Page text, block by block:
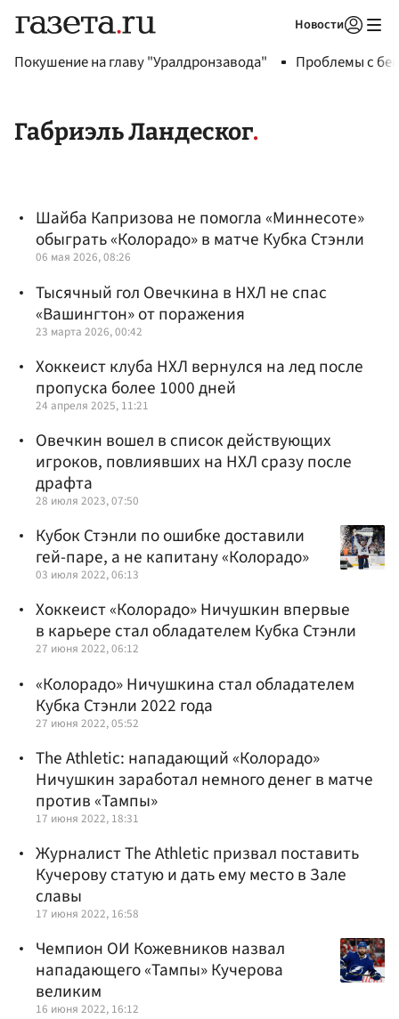
Новости
Покушение на главу "Уралдронзавода" Проблемы с
Габриэль Ландеског
Шайба Капризова не помогла «Миннесоте»
обыграть «Колорадо» в матче Кубка Стэнли
06 мая 2026, 08:26
Тысячный гол Овечкина в НХЛ не спас
«Вашингтон» от поражения
23 марта 2026, 00:42
Хоккеист клуба НХЛ вернулся на лед после
пропуска более 1000 дней
24 апреля 2025, 11:21
Овечкин вошел в список действующих
игроков, повлиявших на НХЛ сразу после
драфта
28 июля 2023, 07:50
Кубок Стэнли по ошибке доставили
гей-паре, а не капитану «Колорадо»
03 июля 2022, 06:13
Хоккеист «Колорадо» Ничушкин впервые
в карьере стал обладателем Кубка Стэнли
27 июня 2022, 06:12
«Колорадо» Ничушкина стал обладателем
Кубка Стэнли 2022 года
27 июня 2022, 05:52
The Athletic: нападающий «Колорадо»
Ничушкин заработал немного денег в матче
против «Тампы»
17 июня 2022, 18:31
Журналист The Athletic призвал поставить
Кучерову статую и дать ему место в Зале
славы
17 июня 2022, 16:58
Чемпион ОИ Кожевников назвал
нападающего «Тампы» Кучерова
великим
16 июня 2022, 16:12